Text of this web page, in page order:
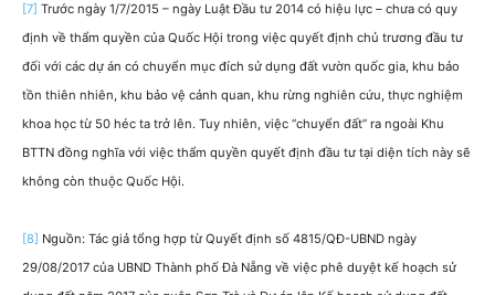
[7] Trước ngày 1/7/2015 – ngày Luật Đầu tư 2014 có hiệu lực – chưa có quy
định về thẩm quyền của Quốc Hội trong việc quyết định chủ trương đầu tư
đối với các dự án có chuyển mục đích sử dụng đất vườn quốc gia, khu bảo
tồn thiên nhiên, khu bảo vệ cảnh quan, khu rừng nghiên cứu, thực nghiệm
khoa học từ 50 héc ta trở lên. Tuy nhiên, việc “chuyển đất” ra ngoài Khu
BTTN đồng nghĩa với việc thẩm quyền quyết định đầu tư tại diện tích này sẽ
không còn thuộc Quốc Hội.
[8] Nguồn: Tác giả tổng hợp từ Quyết định số 4815/QĐ-UBND ngày
29/08/2017 của UBND Thành phố Đà Nẵng về việc phê duyệt kế hoạch sử